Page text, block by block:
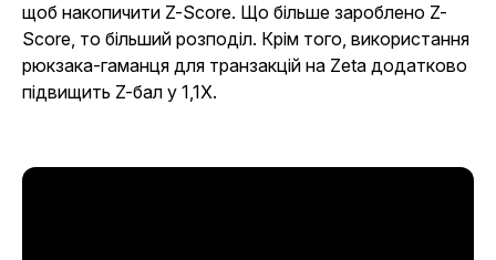
щоб накопичити Z-Score. Що більше зароблено Z-
Score, то більший розподіл. Крім того, використання
рюкзака-гаманця для транзакцій на Zeta додатково
підвищить Z-бал у 1,1X.